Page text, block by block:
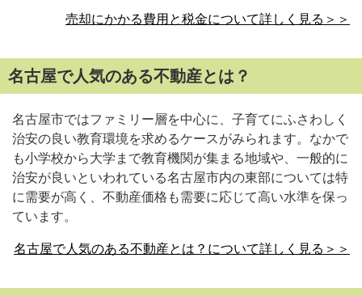
売却にかかる費用と税金について詳しく見る＞＞
名古屋で人気のある不動産とは？
名古屋市ではファミリー層を中心に、子育てにふさわしく
治安の良い教育環境を求めるケースがみられます。なかで
も小学校から大学まで教育機関が集まる地域や、一般的に
治安が良いといわれている名古屋市内の東部については特
に需要が高く、不動産価格も需要に応じて高い水準を保っ
ています。
名古屋で人気のある不動産とは？について詳しく見る＞＞